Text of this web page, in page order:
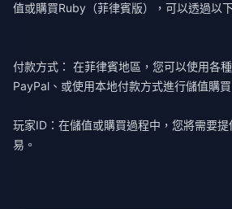
值或購買Ruby（菲律賓版），可以透過以
付款方式： 在菲律賓地區，您可以使用各
PayPal、或使用本地付款方式進行儲值購買
玩家ID：在儲值或購買過程中，您將需要
易。